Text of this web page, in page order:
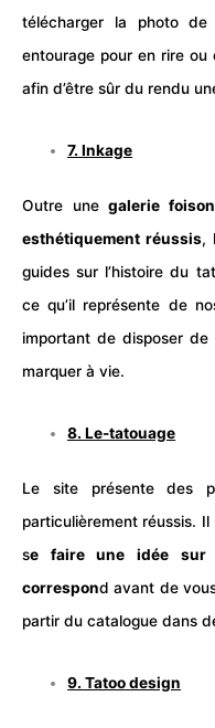
télécharger la photode
entourage pour en rire
afin d’être sûr du rendu
7.Inkage
Outre unegalerie
esthétiquement réussis,
guides sur l’histoire du
ce qu’il représente de
important de disposer
marquer à vie.
8.Le-tatouage
Le site présente des
particulièrement réussis.
se faire une idée sur
correspond avant de
partir du catalogue dans
9.Tatoo design